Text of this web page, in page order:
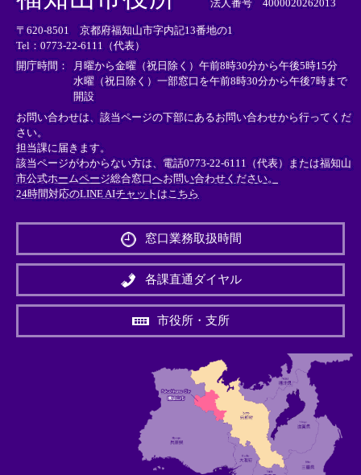
リ
ン
ク
＞
リ
ン
ク
＞
ン
ク
＞
法人番号 4000020262013
〒620-8501 京都府福知山市字内記13番地の1
Tel：0773-22-6111（代表）
開庁時間：
月曜から金曜（祝日除く）午前8時30分から午後5時15分
水曜（祝日除く）一部窓口を午前8時30分から午後7時まで
開設
お問い合わせは、該当ページの下部にあるお問い合わせから行ってくだ
さい。
担当課に届きます。
該当ページがわからない方は、電話0773-22-6111（代表）または福知山
市公式ホームページ総合窓口へお問い合わせください。
24時間対応のLINE AIチャットはこちら
外
リ
ン
＞
窓口業務取扱時間
各課直通ダイヤル
市役所・支所